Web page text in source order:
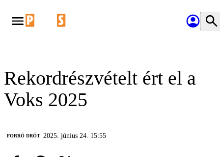
Rekordrészvételt ért el a
Voks 2025
FORRÓ DRÓT 2025. június 24. 15:55